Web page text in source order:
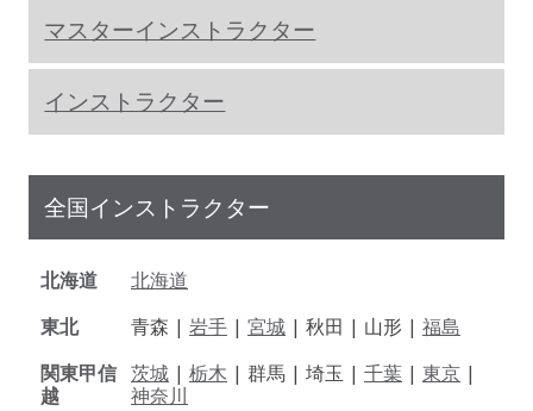
マスターインストラクター
インストラクター
全国インストラクター
北海道
北海道
東北
青森 | 岩手 | 宮城 | 秋田 | 山形 | 福島
関東甲信
越
茨城 | 栃木 | 群馬 | 埼玉 | 千葉 | 東京 |
神奈川